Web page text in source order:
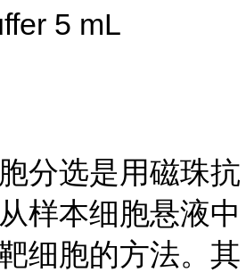
5 mL
分选是用磁珠抗
样本细胞悬液中
细胞的方法。其